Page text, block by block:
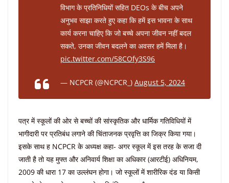
विभाग के प्रतिनिधियों सहित DEOs के बीच अपने
अनुभव साझा करते हुए कहा कि हमें इस भावना के साथ
कार्य करना चाहिए कि जो बच्चे अपना जीवन नहीं बदल
सकते, उनका जीवन बदलने का अवसर हमें मिला है।
pic.twitter.com/58COfy3S96
— NCPCR (@NCPCR_) August 5, 2024
पत्र में स्कूलों की ओर से बच्चों की सांस्कृतिक और धार्मिक गतिविधियों में
भागीदारी पर प्रतिबंध लगाने की चिंताजनक प्रवृत्ति का जिक्र किया गया।
इसके साथ ह NCPCR के अध्यक्ष कहा- अगर स्कूल में इस तरह के सजा दी
जाती है तो यह मुफ्त और अनिवार्य शिक्षा का अधिकार (आरटीई) अधिनियम,
2009 की धारा 17 का उल्लंघन होगा। जो स्कूलों में शारीरिक दंड या किसी